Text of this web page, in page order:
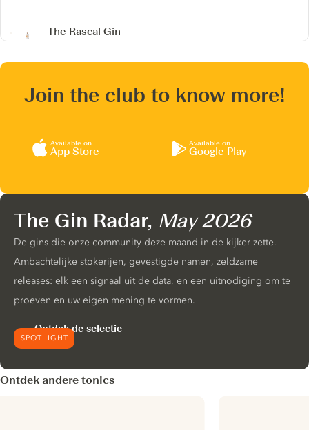
The Rascal Gin
Join the club to know more!
Available on
App Store
Available on
Google Play
SPOTLIGHT
The Gin Radar, May 2026
De gins die onze community deze maand in de kijker zette.
Ambachtelijke stokerijen, gevestigde namen, zeldzame
releases: elk een signaal uit de data, en een uitnodiging om te
proeven en uw eigen mening te vormen.
Ontdek de selectie
Ontdek andere tonics